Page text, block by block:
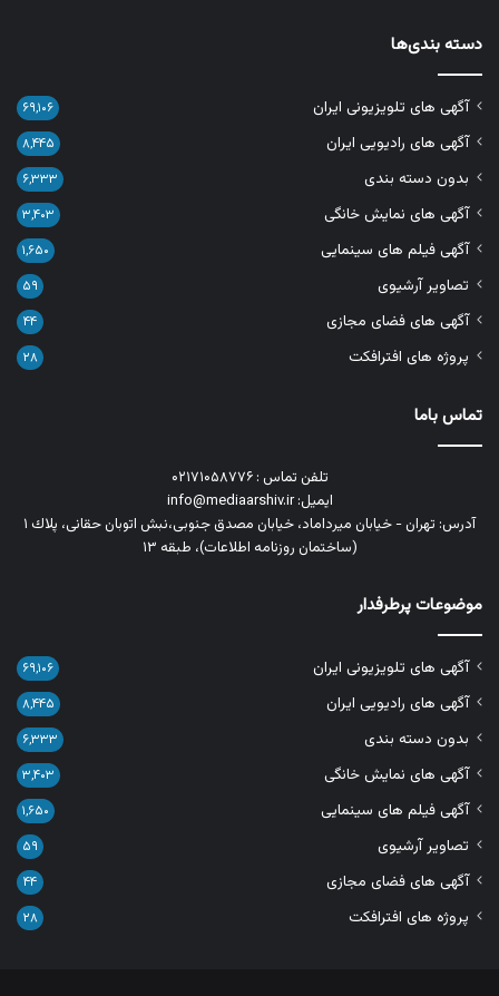
دسته بندی‌ها
آگهی های تلویزیونی ایران ۶۹,۱۰۶
آگهی های رادیویی ایران ۸,۴۴۵
بدون دسته بندی ۶,۳۳۳
آگهی های نمایش خانگی ۳,۴۰۳
آگهی فیلم های سینمایی ۱,۶۵۰
تصاویر آرشیوی ۵۹
آگهی های فضای مجازی ۴۴
پروژه های افترافکت ۲۸
تماس باما
تلفن تماس : ۰۲۱۷۱۰۵۸۷۷۶
ایمیل: info@mediaarshiv.ir
آدرس: تهران - خیابان میرداماد، خیابان مصدق جنوبی،نبش اتوبان حقانی، پلاك ١
(ساختمان روزنامه اطلاعات)، طبقه ۱۳
موضوعات پرطرفدار
آگهی های تلویزیونی ایران ۶۹,۱۰۶
آگهی های رادیویی ایران ۸,۴۴۵
بدون دسته بندی ۶,۳۳۳
آگهی های نمایش خانگی ۳,۴۰۳
آگهی فیلم های سینمایی ۱,۶۵۰
تصاویر آرشیوی ۵۹
آگهی های فضای مجازی ۴۴
پروژه های افترافکت ۲۸